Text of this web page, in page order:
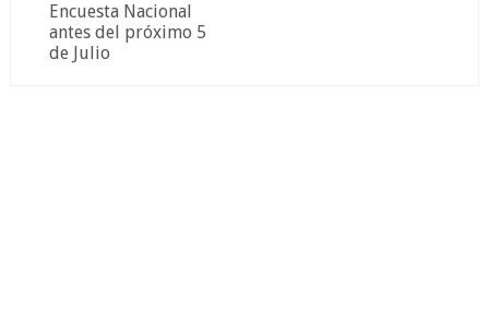
Encuesta Nacional
antes del próximo 5
de Julio